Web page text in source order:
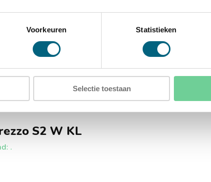
Voorkeuren Statistieken
Selectie toestaan
S2 W KL
.